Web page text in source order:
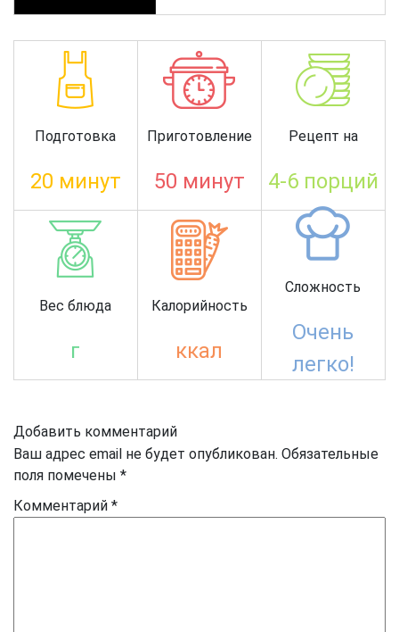
Подготовка
20 минут
Приготовление
50 минут
Рецепт на
4-6 порций
Вес блюда
г
Калорийность
ккал
Сложность
Очень
легко!
Добавить комментарий
Ваш адрес email не будет опубликован. Обязательные
поля помечены *
Комментарий *